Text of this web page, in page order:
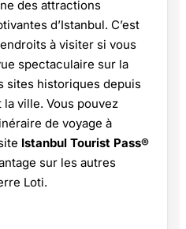
des attractions
d’Istanbul. C’est
à visiter si vous
spectaculaire sur la
sites historiques depuis
ville. Vous pouvez
de voyage à
Istanbul Tourist Pass®
sur les autres
Loti.